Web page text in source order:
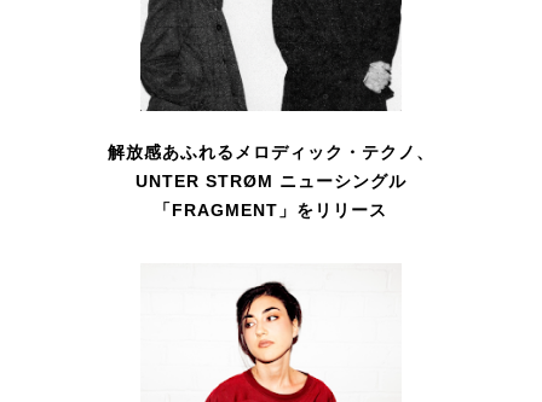
解放感あふれるメロディック・テクノ、
UNTER STRØM ニューシングル
「FRAGMENT」をリリース